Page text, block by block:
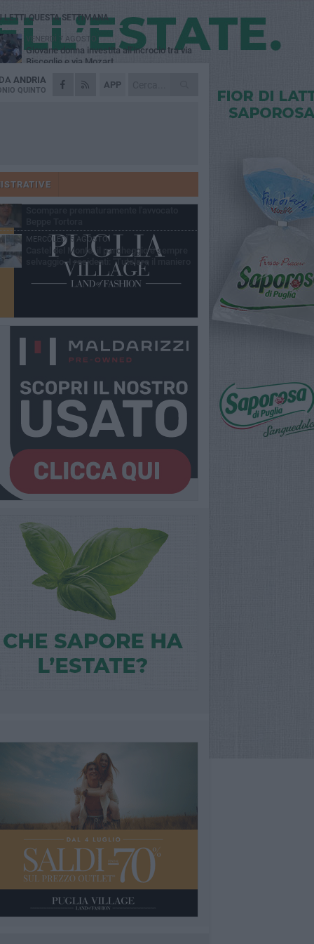
APP
ANDRIA
QUINTO
LETTI QUESTA SETTIMANA
VENERDÌ 7 AGOSTO
Giovane donna investita all'incrocio tra via
Bisceglie e via Mozart
MARTEDÌ 4 AGOSTO
Cattivo odore dall’abitazione, la macabra
Andria saluta mons. Agostino Superbo:
celebrati i funerali - FOTO
GIOVEDÌ 30 LUGLIO
MERCOLEDÌ 5 AGOSTO
Castel del Monte, il parcheggio é sempre
selvaggio. I residenti: "Tutelare il maniero
vivibilità e rispetto del paesaggio"